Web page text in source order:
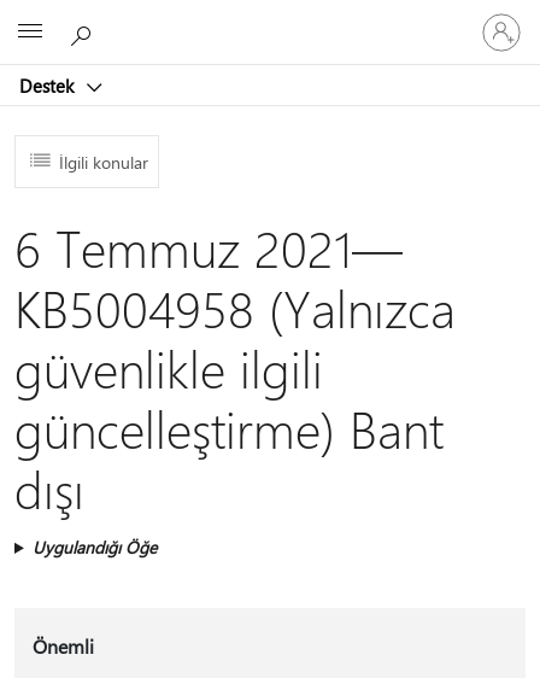
Destek
oturum
açın
İlgili konular
6 Temmuz 2021—
KB5004958 (Yalnızca
güvenlikle ilgili
güncelleştirme) Bant
dışı
Uygulandığı Öğe
Önemli